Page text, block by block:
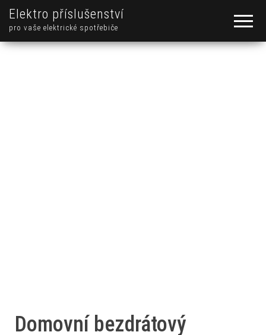
Elektro příslušenství
pro vaše elektrické spotřebiče
Domovní bezdrátový